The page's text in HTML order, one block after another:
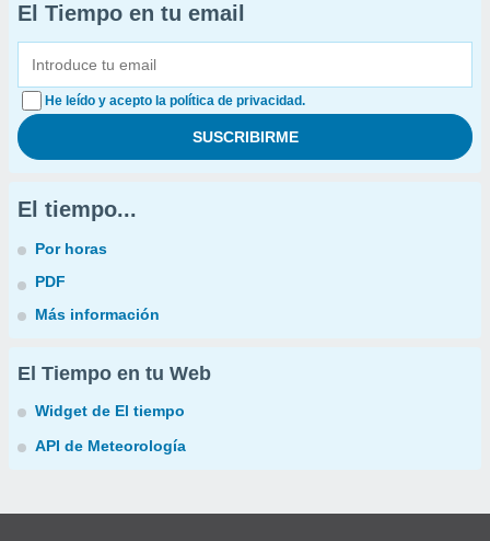
El Tiempo en tu email
He leído y acepto la política de privacidad.
El tiempo...
Por horas
PDF
Más información
El Tiempo en tu Web
Widget de El tiempo
API de Meteorología